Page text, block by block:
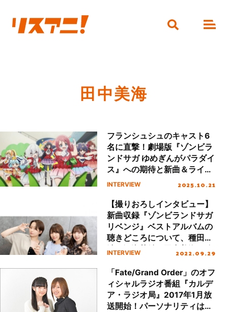
田中美海
フランシュシュのキャスト6
名に直撃！劇場版『ゾンビラ
ンドサガ ゆめぎんがパラダイ
ス』への期待と新曲＆ライブ
シーンへのこだわりを大いに
INTERVIEW 2025.10.21
【撮りおろしインタビュー】
新曲収録『ゾンビランドサガ
リベンジ』ベストアルバムの
聴きどころについて、種田梨
沙、河瀬茉希、田中美海へ迫
INTERVIEW 2022.09.29
「Fate/Grand Order」のオフ
ィシャルラジオ番組『カルデ
ア・ラジオ局』2017年1月放
送開始！パーソナリティは高